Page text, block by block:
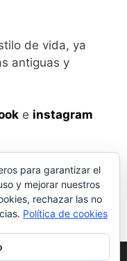
de vida, ya
antiguas y
e instagram
para garantizar el
y mejorar nuestros
rechazar las no
Política de cookies